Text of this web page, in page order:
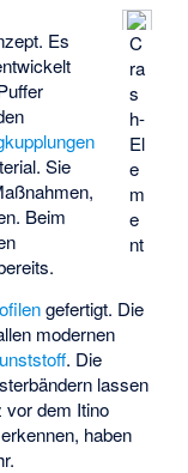
C
ra
s
h-
El
e
m
e
nt
Es
Sie
Beim
gefertigt. Die
modernen
. Die
lassen
vor dem Itino
erkennen, haben